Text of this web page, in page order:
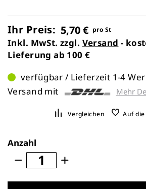
Ihr Preis: 5,70 € pro St
Inkl. MwSt. zzgl. Versand -
Lieferung ab 100 €
verfügbar / Lieferzeit 1-4
Versand mit
Mehr
Vergleichen Auf
Anzahl